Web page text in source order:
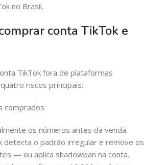
no Brasil.
conta TikTok e
TikTok fora de plataformas
riscos principais:
comprados
os números antes da venda.
detecta o padrão irregular e remove os
— ou aplica shadowban na conta.